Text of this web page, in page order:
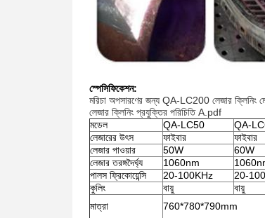
স্পেসিফিকেশন:
মরিচা অপসারণের জন্য QA-LC200 লেজার ক্লিনিং
লেজার ক্লিনিং প্রযুক্তির পরিচিতি A.pdf
মডেল
QA-LC50 QA-
লেজারের উৎস
ফাইবার ফাইবার
লেজার পাওয়ার
50W 60W
লেজার তরঙ্গদৈর্ঘ্য
1060nm
পালস ফ্রিকোয়েন্সি
20-100KHz 20-
কুলিং
বায়ু বায়ু
মাত্রা
760*780*790mm